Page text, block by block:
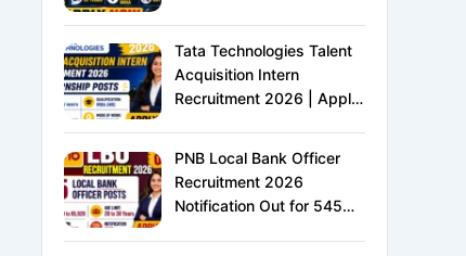
Railways PSU Jobs
Tata Technologies Talent
Acquisition Intern
Recruitment 2026 | Apply
PNB Local Bank Officer
Recruitment 2026
Notification Out for 545